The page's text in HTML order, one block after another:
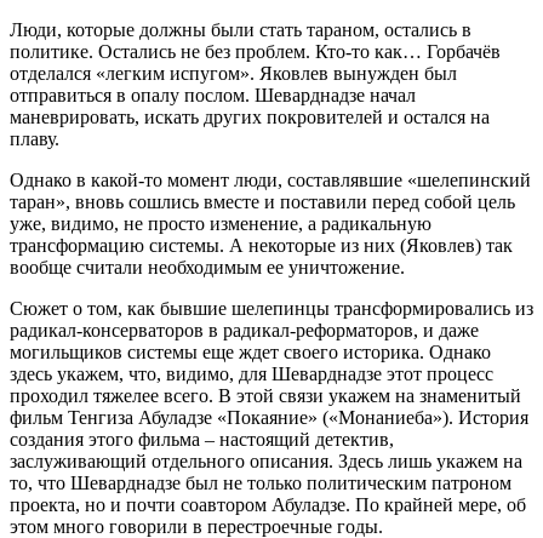
Люди, которые должны были стать тараном, остались в
политике. Остались не без проблем. Кто-то как… Горбачёв
отделался «легким испугом». Яковлев вынужден был
отправиться в опалу послом. Шеварднадзе начал
маневрировать, искать других покровителей и остался на
плаву.
Однако в какой-то момент люди, составлявшие «шелепинский
таран», вновь сошлись вместе и поставили перед собой цель
уже, видимо, не просто изменение, а радикальную
трансформацию системы. А некоторые из них (Яковлев) так
вообще считали необходимым ее уничтожение.
Сюжет о том, как бывшие шелепинцы трансформировались из
радикал-консерваторов в радикал-реформаторов, и даже
могильщиков системы еще ждет своего историка. Однако
здесь укажем, что, видимо, для Шеварднадзе этот процесс
проходил тяжелее всего. В этой связи укажем на знаменитый
фильм Тенгиза Абуладзе «Покаяние» («Монаниеба»). История
создания этого фильма – настоящий детектив,
заслуживающий отдельного описания. Здесь лишь укажем на
то, что Шеварднадзе был не только политическим патроном
проекта, но и почти соавтором Абуладзе. По крайней мере, об
этом много говорили в перестроечные годы.